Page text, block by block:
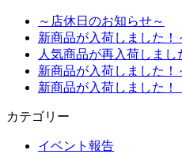
～店休日のお知らせ～
新商品が入荷しました！
人気商品が再入荷しまし
新商品が入荷しました！
新商品が入荷しました
カテゴリー
イベント報告